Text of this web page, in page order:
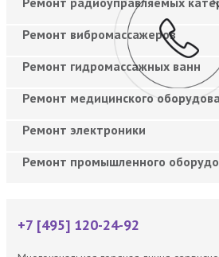
Ремонт вибромассажеров
Ремонт гидромассажных ванн
Ремонт медицинского
Ремонт электроники
Ремонт промышленного
+7 [495] 120-24-92